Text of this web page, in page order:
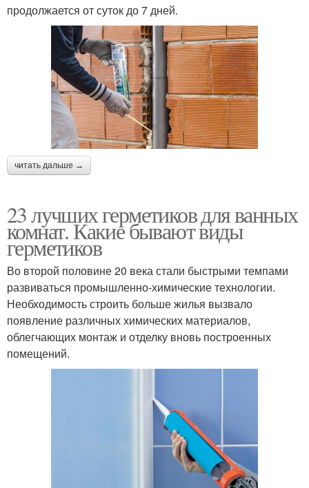
продолжается от суток до 7 дней.
читать дальше →
23 лучших герметиков для ванных
комнат. Какие бывают виды
герметиков
Во второй половине 20 века стали быстрыми темпами
развиваться промышленно-химические технологии.
Необходимость строить больше жилья вызвало
появление различных химических материалов,
облегчающих монтаж и отделку вновь построенных
помещений.